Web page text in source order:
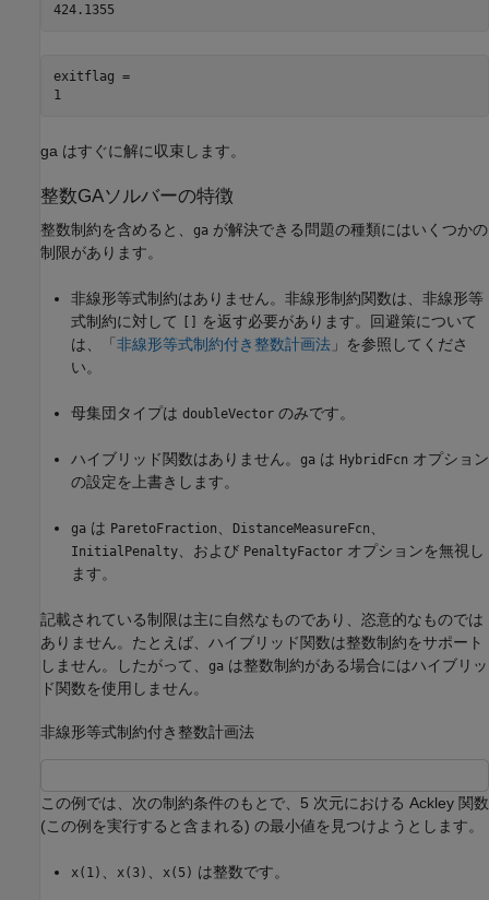
exitflag =
ga はすぐに解に収束します。
整数GAソルバーの特徴
整数制約を含めると、 ga が解決できる問題の種類にはいくつかの
制限があります。
非線形等式制約はありません。非線形制約関数は、非線形等
式制約に対して
を返す必要があります。回避策について
は、「 非線形等式制約付き整数計画法 」を参照してくださ
い。
母集団タイプは doubleVector のみです。
ハイブリッド関数はありません。 ga は HybridFcn オプション
の設定を上書きします。
ga は ParetoFraction 、 DistanceMeasureFcn 、
InitialPenalty、および PenaltyFactor オプションを無視し
ます。
記載されている制限は主に自然なものであり、恣意的なものでは
ありません。たとえば、ハイブリッド関数は整数制約をサポート
しません。したがって、 ga は整数制約がある場合にはハイブリッ
ド関数を使用しません。
非線形等式制約付き整数計画法
この例では、次の制約条件のもとで、5 次元における Ackley 関数
(この例を実行すると含まれる) の最小値を見つけようとします。
x(1) 、 x(3) 、 x(5) は整数です。